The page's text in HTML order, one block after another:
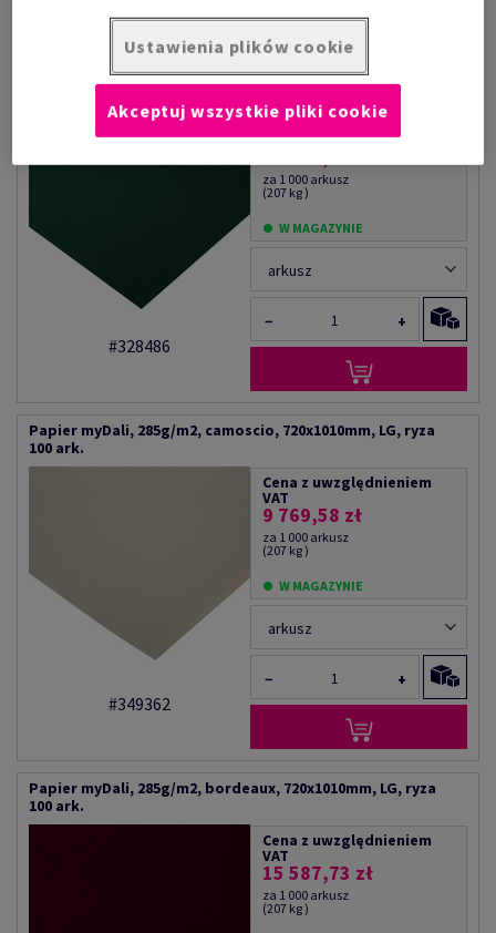
Papier myDali, 285g/m2, verde pino, 720x1010mm, LG, ryza
#328486
Cena z uwzględnieniem
VAT
za 1 000 arkusz
(207 kg )
W MAGAZYNIE
arkusz
− +
Papier myDali, 285g/m2, camoscio, 720x1010mm, LG, ryza
100 ark.
#349362
Cena z uwzględnieniem
VAT
9 769,58 zł
za 1 000 arkusz
(207 kg )
W MAGAZYNIE
arkusz
− +
Papier myDali, 285g/m2, bordeaux, 720x1010mm, LG, ryza
100 ark.
Cena z uwzględnieniem
VAT
15 587,73 zł
za 1 000 arkusz
(207 kg )
Ustawienia plików cookie
Akceptuj wszystkie pliki cookie